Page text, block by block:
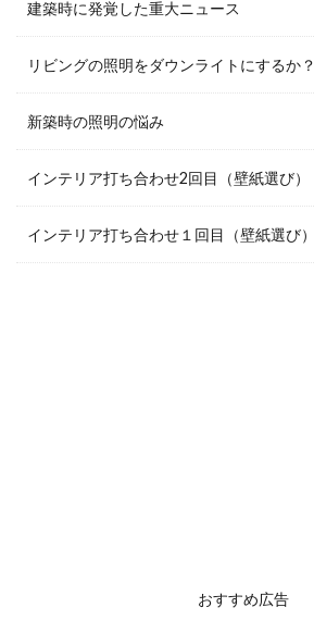
建築時に発覚した重大ニュース
リビングの照明をダウンライトにするか？
新築時の照明の悩み
インテリア打ち合わせ2回目（壁紙選び）
インテリア打ち合わせ１回目（壁紙選び）
おすすめ広告